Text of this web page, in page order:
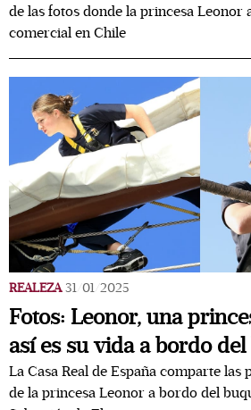
de las fotos donde la princesa Leonor
comercial en Chile
REALEZA 31/01/2025
Fotos: Leonor, una
así es su vida a bordo
La Casa Real de España comparte
de la princesa Leonor a bordo del